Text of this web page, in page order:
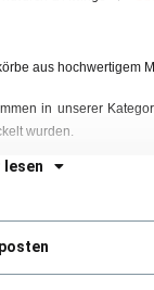
aus hochwertigem
in unserer
wurden.
lesen